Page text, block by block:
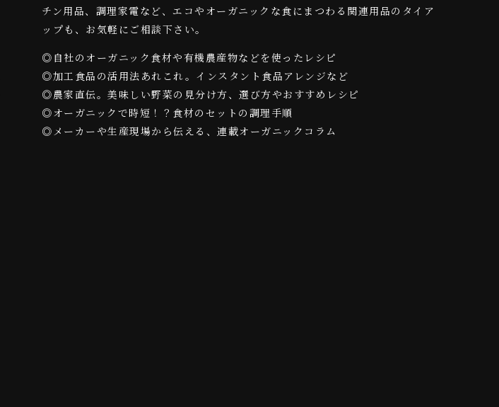
チン用品、調理家電など、エコやオーガニックな食にまつわる関連用品のタイア
ップも、お気軽にご相談下さい。
◎自社のオーガニック食材や有機農産物などを使ったレシピ
◎加工食品の活用法あれこれ。インスタント食品アレンジなど
◎農家直伝。美味しい野菜の見分け方、選び方やおすすめレシピ
◎オーガニックで時短！？食材のセットの調理手順
◎メーカーや生産現場から伝える、連載オーガニックコラム